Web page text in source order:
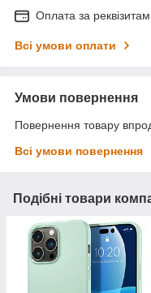
Оплата за
Всі умови оплати
Умови повернення
Повернення товару
Всі умови повернення
Подібні товари